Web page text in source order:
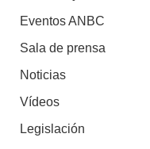
Eventos ANBC
Sala de prensa
Noticias
Vídeos
Legislación